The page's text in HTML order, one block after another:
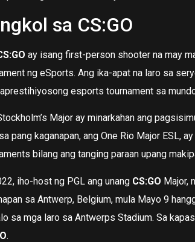
sa CS:GO
ay isang first-person shooter na may
ng eSports. Ang ika-apat na laro sa
esports tournament sa
Major ay minarkahan ang
pang kaganapan, ang One Rio Major ESL,
bilang ang tanging paraan upang
iho-host ng PGL ang unang CS:GO Major,
sa Antwerp, Belgium, mula Mayo 9
sa mga laro sa Antwerps Stadium. Sa
.